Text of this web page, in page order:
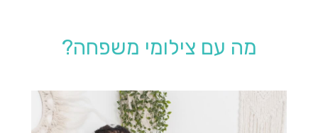
מה עם צילומי משפחה?